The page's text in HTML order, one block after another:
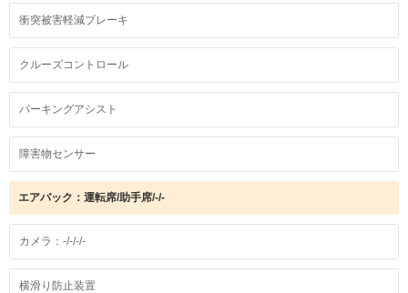
衝突被害軽減ブレーキ
クルーズコントロール
パーキングアシスト
障害物センサー
エアバック：運転席/助手席/-/-
カメラ：-/-/-/-
横滑り防止装置